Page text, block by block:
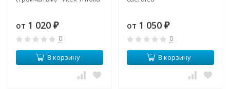
от 1 020 ₽
0
В корзину
от 1 050 ₽
0
В корзину